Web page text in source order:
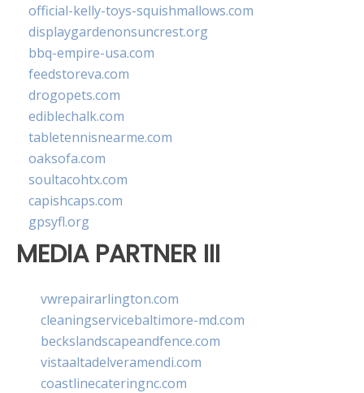
official-kelly-toys-squishmallows.com
displaygardenonsuncrest.org
bbq-empire-usa.com
feedstoreva.com
drogopets.com
ediblechalk.com
tabletennisnearme.com
oaksofa.com
soultacohtx.com
capishcaps.com
gpsyfl.org
MEDIA PARTNER III
vwrepairarlington.com
cleaningservicebaltimore-md.com
beckslandscapeandfence.com
vistaaltadelveramendi.com
coastlinecateringnc.com